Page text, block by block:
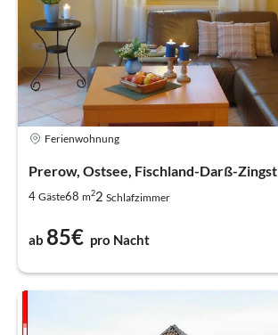
Ferienwohnung
Prerow, Ostsee, Fischland-Darß-Zingst
4 Gäste68 m22 Schlafzimmer
ab 85€ pro Nacht